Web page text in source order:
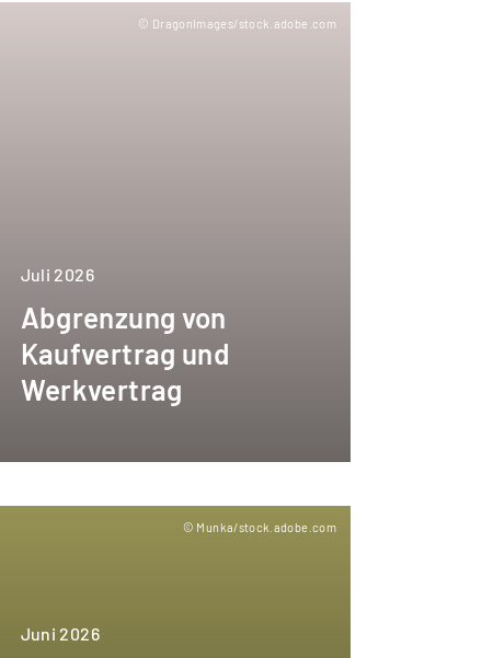
© DragonImages/stock.adobe.com
Juli 2026
Abgrenzung von
Kaufvertrag und
Werkvertrag
© Munka/stock.adobe.com
Juni 2026